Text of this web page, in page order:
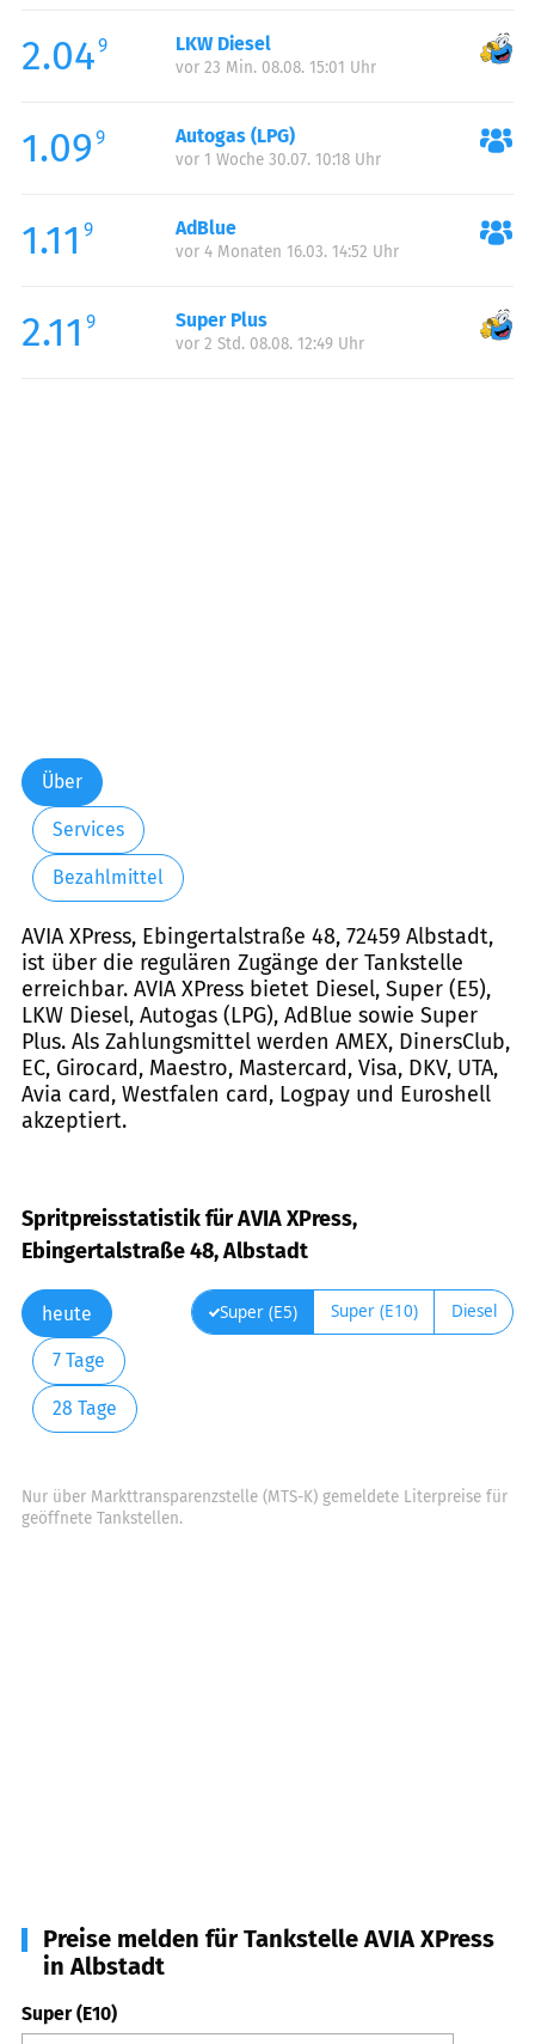
2.049 LKW Diesel
vor 23 Min. 08.08. 15:01 Uhr
1.09 9 Autogas (LPG)
vor 1 Woche 30.07. 10:18 Uhr
1.11 9 AdBlue
vor 4 Monaten 16.03. 14:52 Uhr
2.11 9 Super Plus
vor 2 Std. 08.08. 12:49 Uhr
Über
Services
Bezahlmittel
AVIA XPress, Ebingertalstraße 48, 72459 Albstadt,
ist über die regulären Zugänge der Tankstelle
erreichbar. AVIA XPress bietet Diesel, Super (E5),
LKW Diesel, Autogas (LPG), AdBlue sowie Super
Plus. Als Zahlungsmittel werden AMEX, DinersClub,
EC, Girocard, Maestro, Mastercard, Visa, DKV, UTA,
Avia card, Westfalen card, Logpay und Euroshell
akzeptiert.
Spritpreisstatistik für AVIA XPress,
Ebingertalstraße 48, Albstadt
heute
7 Tage
28 Tage
Super (E5) Super (E10) Diesel
Nur über Markttransparenzstelle (MTS-K) gemeldete Literpreise für
geöffnete Tankstellen.
Preise melden für Tankstelle AVIA XPress
in Albstadt
Super (E10)